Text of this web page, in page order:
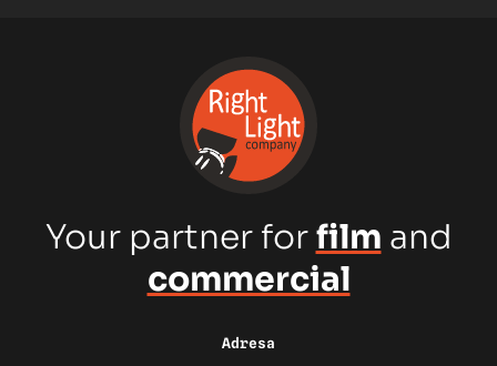
Your partner forfilm and
commercial
Adresa